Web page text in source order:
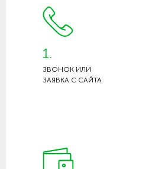
1.
ЗВОНОК ИЛИ
ЗАЯВКА С САЙТА